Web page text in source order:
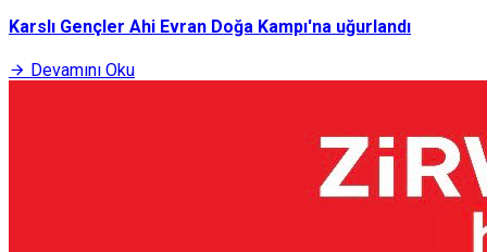
Karslı Gençler Ahi Evran Doğa Kampı'na uğurlandı
Devamını Oku